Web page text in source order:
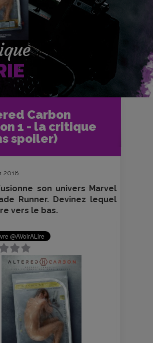
Carbon
1 - la critique
spoiler)
Séries TV
et fiches séries TV
Carbon saison 1 - la critique
2018
son univers Marvel
Runner. Devinez lequel
vers le bas.